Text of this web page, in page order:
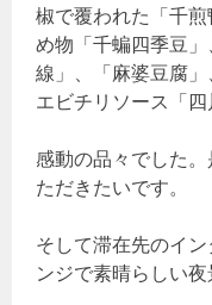
椒で覆われた「千
め物「千蝙四季豆
線」、「麻婆豆腐」
エビチリソース「四
感動の品々でした
ただきたいです。
そして滞在先のイ
ンジで素晴らしい